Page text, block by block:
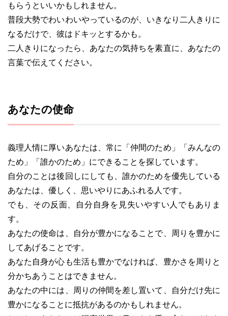
もらうといいかもしれません。
普段大勢でわいわいやっているのが、いきなり二人きりに
なるだけで、彼はドキッとするかも。
二人きりになったら、あなたの気持ちを素直に、あなたの
言葉で伝えてください。
あなたの使命
義理人情に厚いあなたは、常に「仲間のため」「みんなの
ため」「誰かのため」にできることを探しています。
自分のことは後回しにしても、誰かのためを優先している
あなたは、優しく、思いやりにあふれる人です。
でも、その反面、自分自身を見失いやすい人でもありま
す。
あなたの使命は、自分が豊かになることで、周りを豊かに
してあげることです。
あなた自身が心も生活も豊かでなければ、豊かさを周りと
分かちあうことはできません。
あなたの中には、周りの仲間を差し置いて、自分だけ先に
豊かになることに抵抗があるのかもしれません。